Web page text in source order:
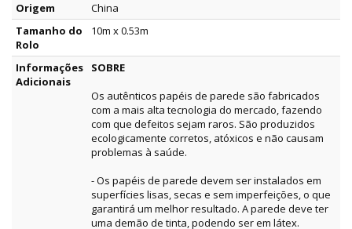
Origem
China
Tamanho do
Rolo
10m x 0.53m
Informações
Adicionais
SOBRE
Os autênticos papéis de parede são fabricados
com a mais alta tecnologia do mercado, fazendo
com que defeitos sejam raros. São produzidos
ecologicamente corretos, atóxicos e não causam
problemas à saúde.
- Os papéis de parede devem ser instalados em
superfícies lisas, secas e sem imperfeições, o que
garantirá um melhor resultado. A parede deve ter
uma demão de tinta, podendo ser em látex.